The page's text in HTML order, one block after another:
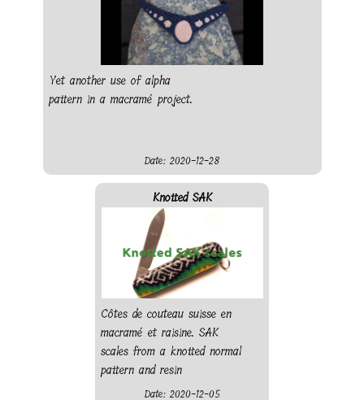
Yet another use of alpha
pattern in a macramé project.
Date: 2020-12-28
Knotted SAK
Côtes de couteau suisse en
macramé et raisine. SAK
scales from a knotted normal
pattern and resin
Date: 2020-12-05